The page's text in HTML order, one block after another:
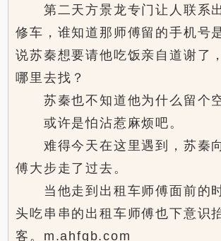
第二天方景龙专门让人联系
修车，谁知道那师傅留的手机号
说苏秦想要请他吃饭亲自道谢了
哪里去找？
苏秦也不知道他为什么留个
或许是怕沾惹麻烦吧。
难得今天在这里遇到，苏秦
傅大步走了过去。
当他走到出租车师傅面前的
头吃串串的出租车师傅也下意识
客。m.ahfgb.com